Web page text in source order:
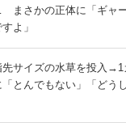
さかの正体に「ギャー
よ」
先サイズの水草を投入
とんでもない」「どう